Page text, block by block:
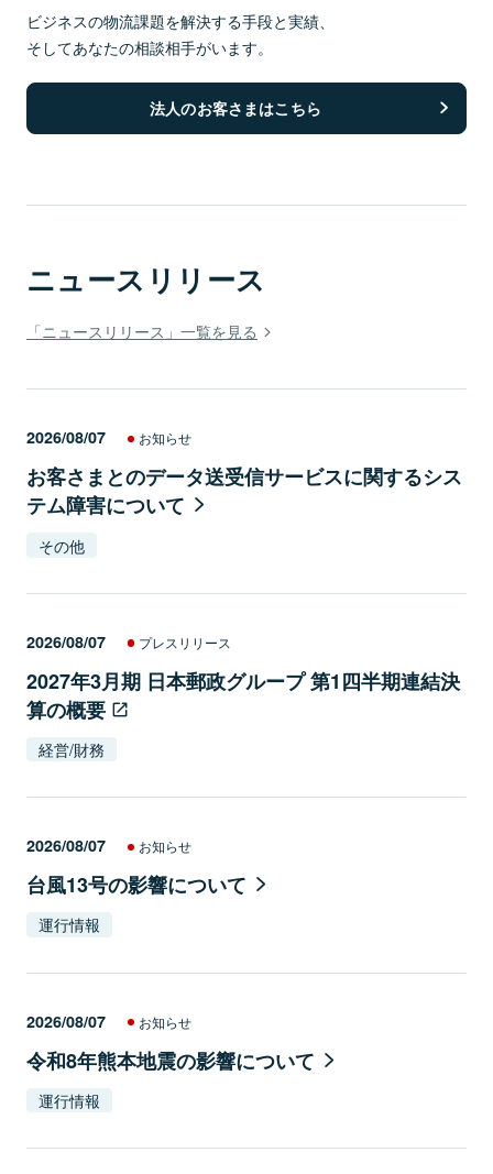
ビジネスの物流課題を解決する手段と実績、
そしてあなたの相談相手がいます。
法人のお客さまはこちら
ニュースリリース
「ニュースリリース」一覧を見る
2026/08/07 お知らせ
お客さまとのデータ送受信サービスに関するシス
テム障害について
その他
2026/08/07 プレスリリース
2027年3月期 日本郵政グループ 第1四半期連結決
算の概要
経営/財務
2026/08/07 お知らせ
台風13号の影響について
運行情報
2026/08/07 お知らせ
令和8年熊本地震の影響について
運行情報